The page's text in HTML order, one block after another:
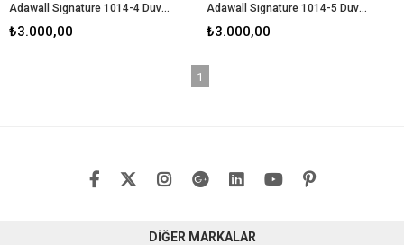
Adawall Sıgnature 1014-4 Duvar Kağıdı
₺3.000,00
Adawall Sıgnature 1014-5 Duvar Kağıdı
₺3.000,00
1
DİĞER MARKALAR